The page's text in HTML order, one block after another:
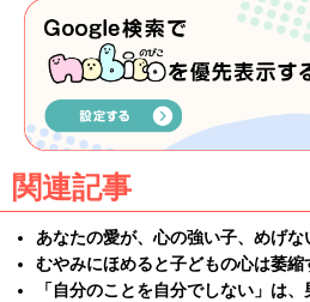
関連記事
あなたの愛が、心の強い子、めげな
むやみにほめると子どもの心は萎縮
「自分のことを自分でしない」は